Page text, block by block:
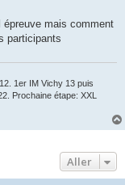
épreuve mais comment
participants
1er IM Vichy 13 puis
Prochaine étape: XXL
Aller